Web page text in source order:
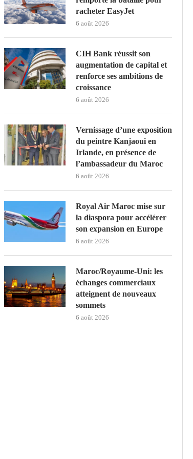
racheter EasyJet
6 août 2026
CIH Bank réussit son
augmentation de capital et
renforce ses ambitions de
croissance
6 août 2026
Vernissage d’une exposition
du peintre Kanjaoui en
Irlande, en présence de
l’ambassadeur du Maroc
6 août 2026
Royal Air Maroc mise sur
la diaspora pour accélérer
son expansion en Europe
6 août 2026
Maroc/Royaume-Uni: les
échanges commerciaux
atteignent de nouveaux
sommets
6 août 2026